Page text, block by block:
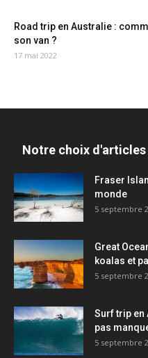
Road trip en Australie :
son van ?
17 mai 2022
Notre choix d'articles
Fraser
monde
5 septembre
Great
koalas et
5 septembre
Surf trip en
pas
5 septembre